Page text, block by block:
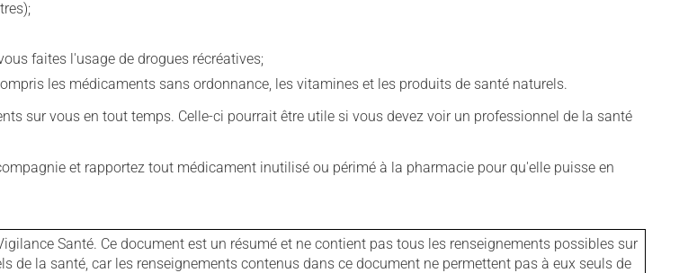
faites l'usage de drogues récréatives;
les médicaments sans ordonnance, les vitamines et les produits de santé naturels.
sur vous en tout temps. Celle-ci pourrait être utile si vous devez voir un professionnel de la santé
et rapportez tout médicament inutilisé ou périmé à la pharmacie pour qu'elle puisse en
Santé. Ce document est un résumé et ne contient pas tous les renseignements possibles sur
de la santé, car les renseignements contenus dans ce document ne permettent pas à eux seuls de